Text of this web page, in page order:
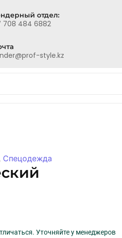
отдел:
708 484 6882
style.kz
Спецодежда
Уточняйте у менеджеров